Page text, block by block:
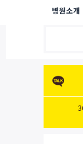
병원소개